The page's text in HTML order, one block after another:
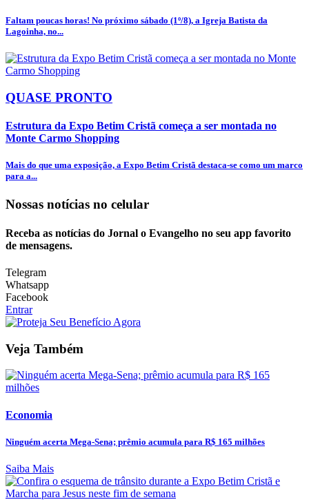
Faltam poucas horas! No próximo sábado (1º/8), a Igreja Batista da
Lagoinha, no...
QUASE PRONTO
Estrutura da Expo Betim Cristã começa a ser montada no
Monte Carmo Shopping
Mais do que uma exposição, a Expo Betim Cristã destaca-se como um marco
para a...
Nossas notícias no celular
Receba as notícias do Jornal o Evangelho no seu app favorito
de mensagens.
Telegram
Whatsapp
Facebook
Entrar
Veja Também
Economia
Ninguém acerta Mega-Sena; prêmio acumula para R$ 165 milhões
Saiba Mais